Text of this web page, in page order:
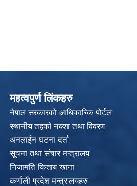
महत्वपुर्ण लिंकहरु
नेपाल सरकारको आधिकारिक पोर्टल
स्थानीय तहको नक्शा तथा विवरण
अनलाईन घटना दर्ता
सूचना तथा संचार मन्त्रालय
निजामति किताब खाना
कर्णाली प्रदेश मन्त्रालयहरु